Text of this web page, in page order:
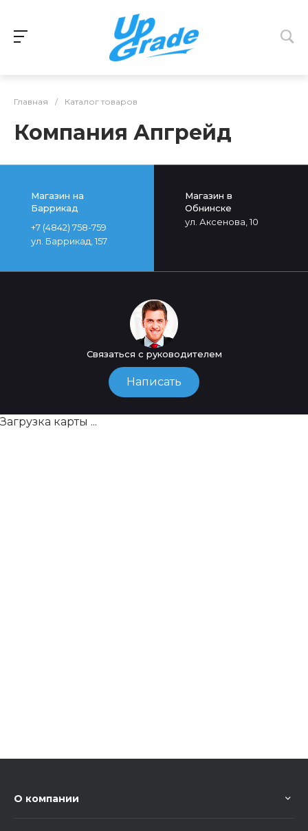
Главная / Каталог товаров
Компания Апгрейд
Магазин на
Баррикад
+7 (4842) 758-759
ул. Баррикад, 157
Магазин в
Обнинске
ул. Аксенова, 10
Связаться с руководителем
Написать
Загрузка карты ...
О компании